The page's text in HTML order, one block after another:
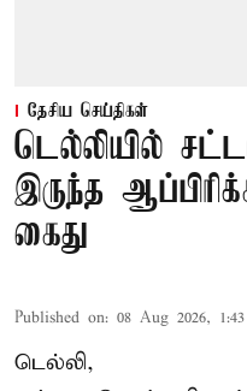
தேசிய செய்திகள்
டெல்லியில்
இருந்த
கைது
Published on: 08 Aug 2026,
டெல்லி,